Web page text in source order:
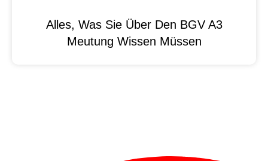
Alles, Was Sie Über Den BGV A3
Meutung Wissen Müssen